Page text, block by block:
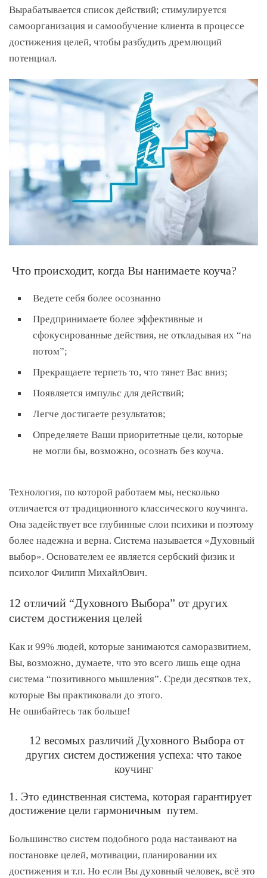
Вырабатывается список действий; стимулируется
самоорганизация и самообучение клиента в процессе
достижения целей, чтобы разбудить дремлющий
потенциал.
Что происходит, когда Вы нанимаете коуча?
Ведете себя более осознанно
Предпринимаете более эффективные и
сфокусированные действия, не откладывая их “на
потом”;
Прекращаете терпеть то, что тянет Вас вниз;
Появляется импульс для действий;
Легче достигаете результатов;
Определяете Ваши приоритетные цели, которые
не могли бы, возможно, осознать без коуча.
Технология, по которой работаем мы, несколько
отличается от традиционного классического коучинга.
Она задействует все глубинные слои психики и поэтому
более надежна и верна. Система называется «Духовный
выбор». Основателем ее является сербский физик и
психолог Филипп МихайлОвич.
12 отличий “Духовного Выбора” от других
систем достижения целей
Как и 99% людей, которые занимаются саморазвитием,
Вы, возможно, думаете, что это всего лишь еще одна
система “позитивного мышления”. Среди десятков тех,
которые Вы практиковали до этого.
Не ошибайтесь так больше!
12 весомых различий Духовного Выбора от
других систем достижения успеха: что такое
коучинг
1. Это единственная система, которая гарантирует
достижение цели гармоничным путем.
Большинство систем подобного рода настаивают на
постановке целей, мотивации, планировании их
достижения и т.п. Но если Вы духовный человек, всё это